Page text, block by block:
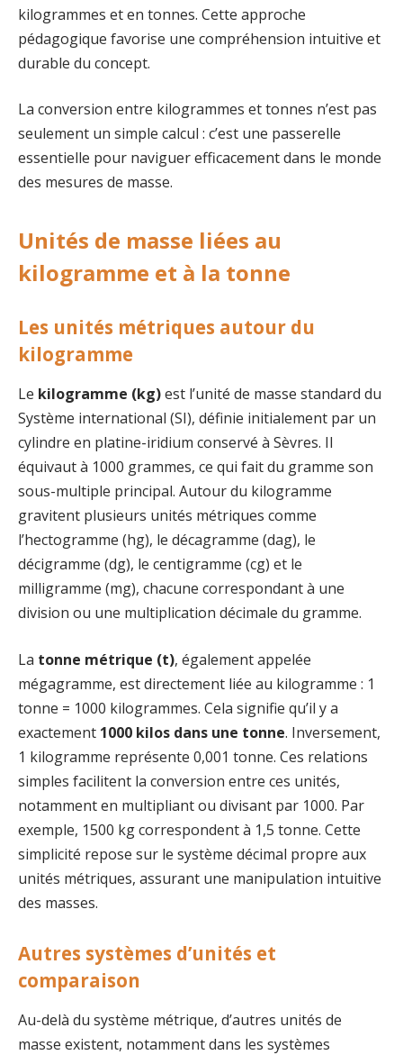
kilogrammes et en tonnes. Cette approche
pédagogique favorise une compréhension intuitive et
durable du concept.
La conversion entre kilogrammes et tonnes n’est pas
seulement un simple calcul : c’est une passerelle
essentielle pour naviguer efficacement dans le monde
des mesures de masse.
Unités de masse liées au
kilogramme et à la tonne
Les unités métriques autour du
kilogramme
Le kilogramme (kg)est l’unité de masse standard du
Système international (SI), définie initialement par un
cylindre en platine-iridium conservé à Sèvres. Il
équivaut à 1000 grammes, ce qui fait du gramme son
sous-multiple principal. Autour du kilogramme
gravitent plusieurs unités métriques comme
l’hectogramme (hg), le décagramme (dag), le
décigramme (dg), le centigramme (cg) et le
milligramme (mg), chacune correspondant à une
division ou une multiplication décimale du gramme.
La tonne métrique (t), également appelée
mégagramme, est directement liée au kilogramme : 1
tonne = 1000 kilogrammes. Cela signifie qu’il y a
exactement 1000 kilos dans une tonne. Inversement,
1 kilogramme représente 0,001 tonne. Ces relations
simples facilitent la conversion entre ces unités,
notamment en multipliant ou divisant par 1000. Par
exemple, 1500 kg correspondent à 1,5 tonne. Cette
simplicité repose sur le système décimal propre aux
unités métriques, assurant une manipulation intuitive
des masses.
Autres systèmes d’unités et
comparaison
Au-delà du système métrique, d’autres unités de
masse existent, notamment dans les systèmes